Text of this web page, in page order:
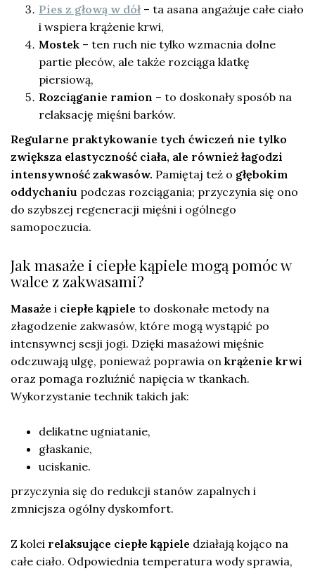
Pies z głową w dół– ta asana angażuje całe ciało
i wspiera krążenie krwi,
Mostek – ten ruch nie tylko wzmacnia dolne
partie pleców, ale także rozciąga klatkę
piersiową,
Rozciąganie ramion – to doskonały sposób na
relaksację mięśni barków.
Regularne praktykowanie tych ćwiczeń nie tylko
zwiększa elastyczność ciała, ale również łagodzi
intensywność zakwasów. Pamiętaj też o głębokim
oddychaniu podczas rozciągania; przyczynia się ono
do szybszej regeneracji mięśni i ogólnego
samopoczucia.
Jak masaże i ciepłe kąpiele mogą pomóc w
walce z zakwasami?
Masaże i ciepłe kąpiele to doskonałe metody na
złagodzenie zakwasów, które mogą wystąpić po
intensywnej sesji jogi. Dzięki masażowi mięśnie
odczuwają ulgę, ponieważ poprawia on krążenie krwi
oraz pomaga rozluźnić napięcia w tkankach.
Wykorzystanie technik takich jak:
delikatne ugniatanie,
głaskanie,
uciskanie.
przyczynia się do redukcji stanów zapalnych i
zmniejsza ogólny dyskomfort.
Z kolei relaksujące ciepłe kąpiele działają kojąco na
całe ciało. Odpowiednia temperatura wody sprawia,